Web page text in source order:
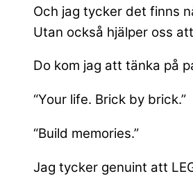
Och jag tycker det finns
Utan också hjälper oss
Do kom jag att tänka på
“Your life. Brick by brick.”
“Build memories.”
Jag tycker genuint att